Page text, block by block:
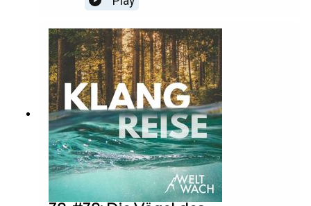
Dann genieße dieses Add-on zur Folge: nur
Musik.Aufnahmen und Postproduktion: Erik
Lorenz